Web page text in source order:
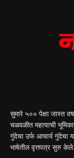
सुमारे ५०० पेक्षा जास्त
चळवळीत महत्वाची
गुंदेचा उर्फ आचार्य गुंदेचा
भाषेतील वृत्तपत्र सुरु केले.